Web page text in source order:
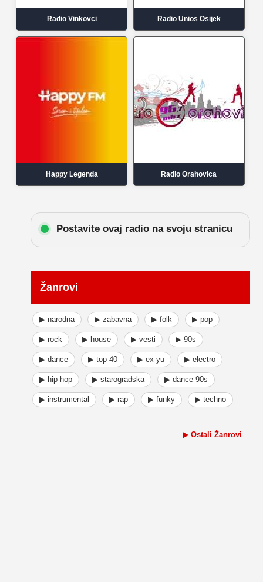
Radio Vinkovci Radio Unios Osijek
Happy Legenda Radio Orahovica
Postavite ovaj radio na svoju stranicu
Žanrovi
▶ narodna ▶ zabavna ▶ folk ▶ pop
▶ rock ▶ house ▶ vesti ▶ 90s
▶ dance ▶ top 40 ▶ ex-yu ▶ electro
▶ hip-hop ▶ starogradska ▶ dance 90s
▶ instrumental ▶ rap ▶ funky ▶ techno
▶ Ostali Žanrovi